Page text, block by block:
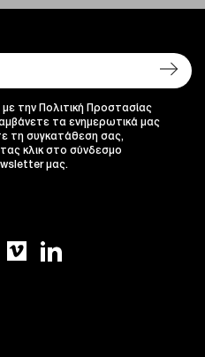
την Πολιτική Προστασίας
τα ενημερωτικά μας
τη συγκατάθεση σας,
κλικ στο σύνδεσμο
μας.